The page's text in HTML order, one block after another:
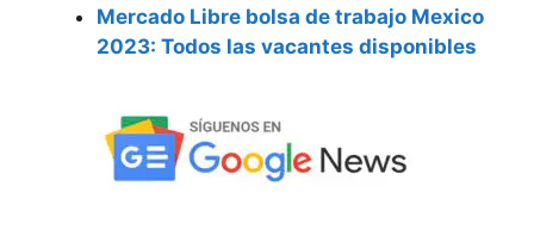
Mercado Libre bolsa de trabajo Mexico
2023: Todos las vacantes disponibles